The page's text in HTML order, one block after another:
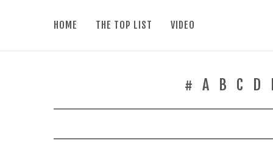
HOME THE TOP LIST VIDEO
# A B C D